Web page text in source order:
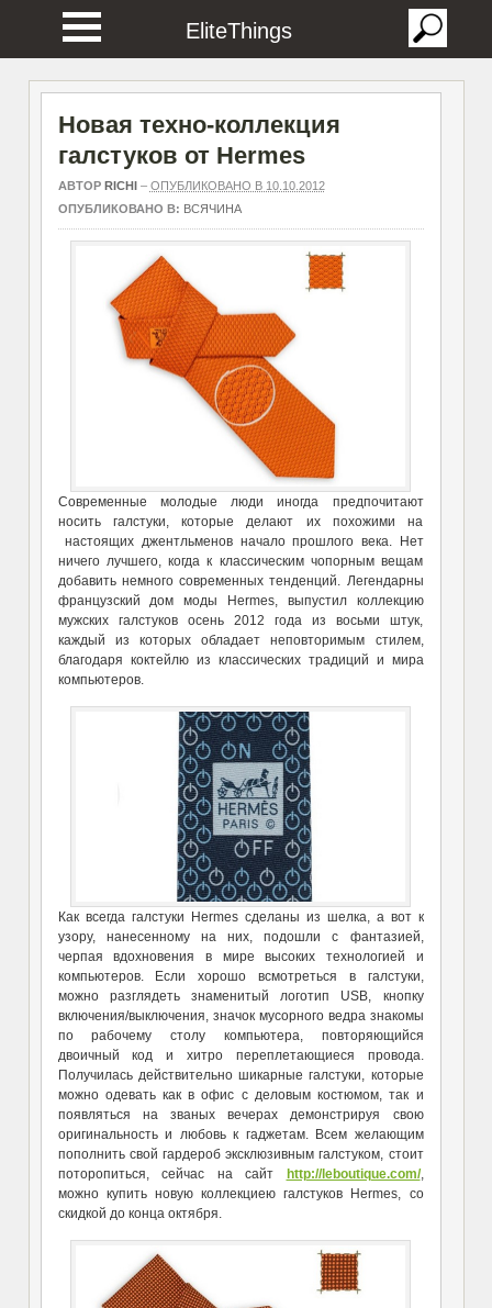
EliteThings
Новая техно-коллекция
галстуков от Hermes
АВТОР RICHI– ОПУБЛИКОВАНО В 10.10.2012
ОПУБЛИКОВАНО В: ВСЯЧИНА
Современные молодые люди иногда предпочитают
носить галстуки, которые делают их похожими на
настоящих джентльменов начало прошлого века. Нет
ничего лучшего, когда к классическим чопорным вещам
добавить немного современных тенденций. Легендарны
французский дом моды Hermes, выпустил коллекцию
мужских галстуков осень 2012 года из восьми штук,
каждый из которых обладает неповторимым стилем,
благодаря коктейлю из классических традиций и мира
компьютеров.
Как всегда галстуки Hermes сделаны из шелка, а вот к
узору, нанесенному на них, подошли с фантазией,
черпая вдохновения в мире высоких технологией и
компьютеров. Если хорошо всмотреться в галстуки,
можно разглядеть знаменитый логотип USB, кнопку
включения/выключения, значок мусорного ведра знакомы
по рабочему столу компьютера, повторяющийся
двоичный код и хитро переплетающиеся провода.
Получилась действительно шикарные галстуки, которые
можно одевать как в офис с деловым костюмом, так и
появляться на званых вечерах демонстрируя свою
оригинальность и любовь к гаджетам. Всем желающим
пополнить свой гардероб эксклюзивным галстуком, стоит
поторопиться, сейчас на сайт
http://leboutique.com/,
можно купить новую коллекциею галстуков Hermes, со
скидкой до конца октября.